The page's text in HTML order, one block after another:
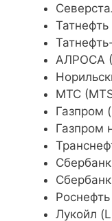
Химпром
(прив.)
АЛРОСА
МТС
Газпром
Газпром
Лукойл